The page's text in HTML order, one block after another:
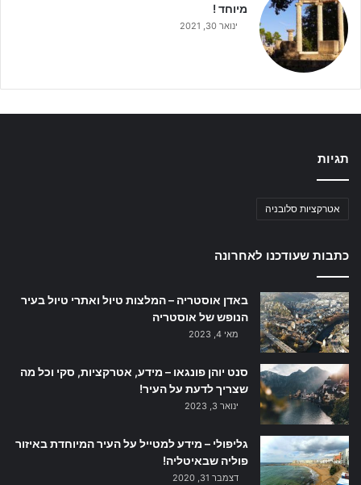
מיוחד !
ינואר 30, 2021
תגיות
אטרקציות סלובניה
כתבות שעודכנו לאחרונה
באדן אוסטריה – המלצות טיול ואתרי טיול בעיר
הנופש של אוסטריה
מאי 4, 2023
סנט יוהן פונגאו – מידע, אטרקציות, סקי וכל מה
שצריך לדעת על העיר!
ינואר 3, 2023
גליפולי – מידע למטייל על העיר המיוחדת באיזור
פוליה שבאיטליה!
דצמבר 31, 2020